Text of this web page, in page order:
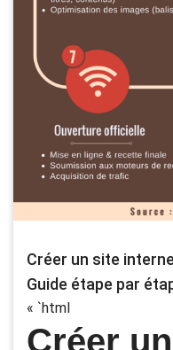
Créer un site
Guide étape par
« `html
Créer